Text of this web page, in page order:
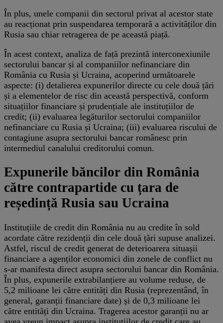
În plus, unele companii din sectorul privat al acestor state
au reacționat prin suspendarea temporară a activităților din
Rusia sau chiar retragerea de pe această piață.
În acest context, analiza de față prezintă interconexiunile
sectorului bancar și al companiilor nefinanciare din
România cu Rusia și Ucraina, acoperind următoarele
aspecte: (i) detalierea expunerilor directe cu cele două țări
și a elementelor de risc din această perspectivă, conform
situațiilor financiare și prudențiale ale instituțiilor de
credit; (ii) evaluarea legăturilor sectorului companiilor
nefinanciare cu Rusia și Ucraina; (iii) evaluarea riscului de
contagiune asupra sectorului bancar românesc prin
intermediul canalului creditorului comun.
Expunerile băncilor din România
către contrapartide cu țara de
reședință Rusia sau Ucraina
Instituțiile de credit din România nu au credite în sold
acordate către rezidenții din cele două țări supuse analizei.
Astfel, riscul de credit generat de deterioarera situașii
financiare a agenților economici din zonele de conflict nu
s-ar manifesta direct asupra sectorului bancar din România.
În plus, expunerile extrabilanțiere au volume reduse, de
5,2 milioane lei către entități din Rusia (reprezentând, în
general, garanții financiare date) și de 0,3 milioane lei
către entități din Ucraina. Tragerea acestor garanții nu ar